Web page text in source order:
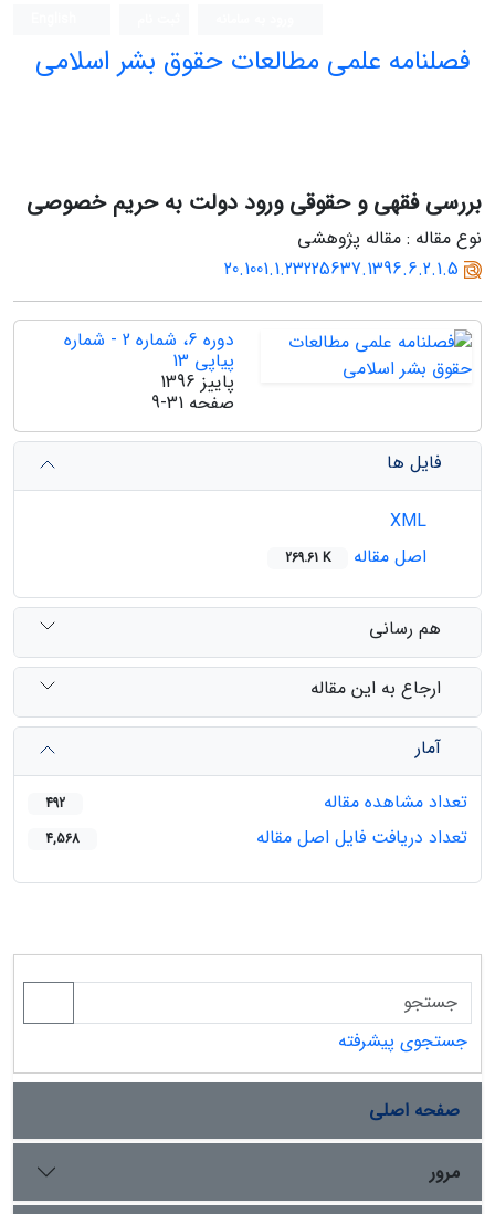
فصلنامه علمی مطالعات حقوق بشر اسلامی
بررسی فقهی و حقوقی ورود دولت به حریم خصوصی
نوع مقاله : مقاله پژوهشی
20.1001.1.23225637.1396.6.2.1.5
دوره 6، شماره 2 - شماره
پیاپی 13
پاییز 1396
صفحه 9-31
فایل ها
اصل مقاله
269.61 K
هم رسانی
ارجاع به این مقاله
آمار
تعداد مشاهده مقاله
492
تعداد دریافت فایل اصل مقاله 4,568
جستجوی پیشرفته
صفحه اصلی
مرور